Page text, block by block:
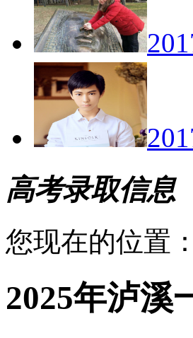
高考录取信息
您现在的位置：
2025年泸溪